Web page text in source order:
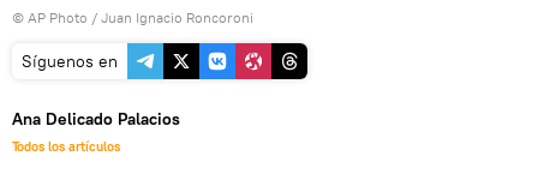
© AP Photo / Juan Ignacio Roncoroni
Síguenos en
Ana Delicado Palacios
Todos los artículos